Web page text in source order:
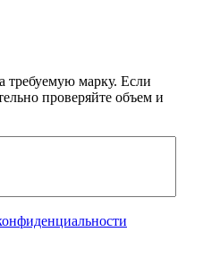
марку. Если
проверяйте объем и